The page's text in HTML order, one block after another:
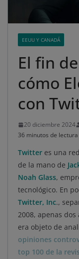
EEUU Y CANADÁ
El fin
cómo
con
20 diciembre 2024
36 minutos de lectura
Twitter es una
de la mano de
Noah Glass,
tecnológico. En
Twitter, Inc.,
2008, apenas
era objeto de
opiniones
top 100 de la